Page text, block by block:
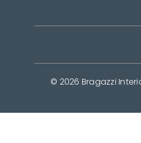
© 2026 Bragazzi